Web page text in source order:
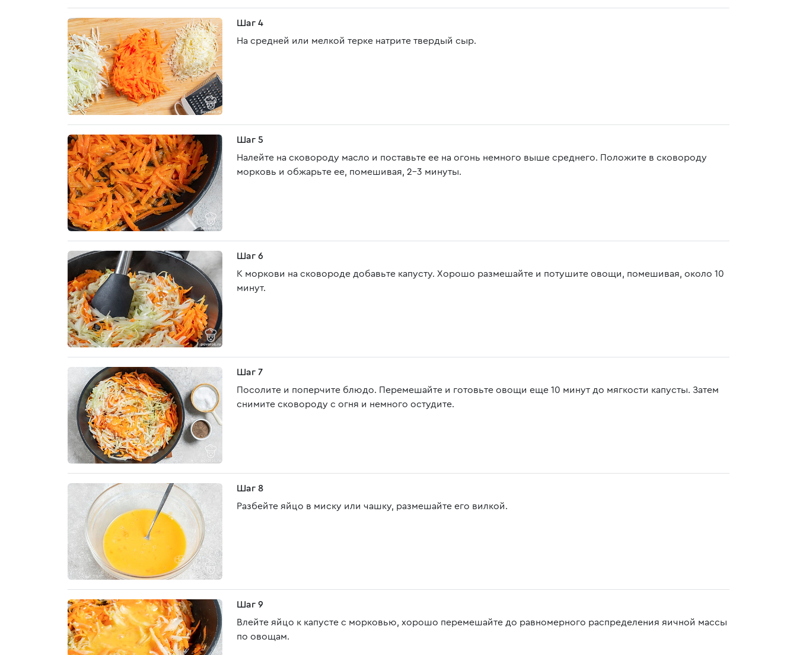
Шаг 4
На средней или мелкой терке натрите твердый сыр.
Шаг 5
Налейте на сковороду масло и поставьте ее на огонь немного выше среднего. Положите в сковороду
морковь и обжарьте ее, помешивая, 2-3 минуты.
Шаг 6
К моркови на сковороде добавьте капусту. Хорошо размешайте и потушите овощи, помешивая, около 10
минут.
Шаг 7
Посолите и поперчите блюдо. Перемешайте и готовьте овощи еще 10 минут до мягкости капусты. Затем
снимите сковороду с огня и немного остудите.
Шаг 8
Разбейте яйцо в миску или чашку, размешайте его вилкой.
Шаг 9
Влейте яйцо к капусте с морковью, хорошо перемешайте до равномерного распределения яичной массы
по овощам.